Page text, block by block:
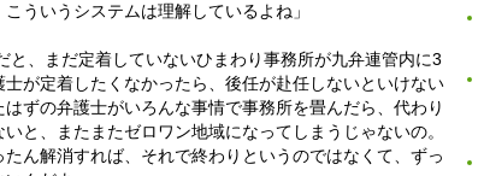
ういうシステムは理解しているよね」
と、まだ定着していないひまわり事務所が九弁連管内に3
が定着したくなかったら、後任が赴任しないといけない
ずの弁護士がいろんな事情で事務所を畳んだら、代わり
と、またまたゼロワン地域になってしまうじゃないの。
ん解消すれば、それで終わりというのではなくて、ずっ